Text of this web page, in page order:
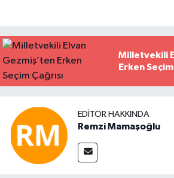
Milletvekili
Erken Seçim
EDITÖR HAKKINDA
Remzi Mamaşoğlu